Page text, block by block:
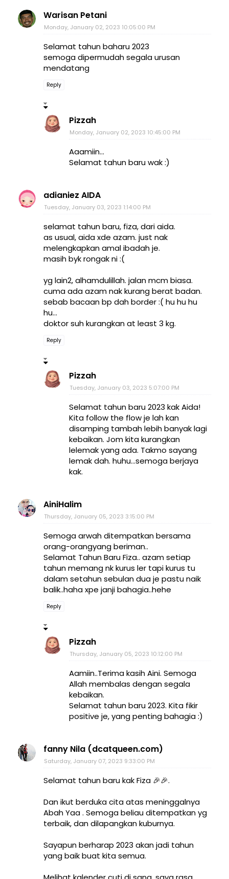
Warisan Petani
Monday, January 02, 2023 10:05:00 PM
Selamat tahun baharu 2023
semoga dipermudah segala urusan
mendatang
Reply
Pizzah
Monday, January 02, 2023 10:45:00 PM
Aaamiin...
Selamat tahun baru wak :)
adianiez AIDA
Tuesday, January 03, 2023 1:14:00 PM
selamat tahun baru, fiza, dari aida.
as usual, aida xde azam. just nak
melengkapkan amal ibadah je.
masih byk rongak ni :(
yg lain2, alhamdulillah. jalan mcm biasa.
cuma ada azam nak kurang berat badan.
sebab bacaan bp dah border :( hu hu hu
hu...
doktor suh kurangkan at least 3 kg.
Reply
Pizzah
Tuesday, January 03, 2023 5:07:00 PM
Selamat tahun baru 2023 kak Aida!
Kita follow the flow je lah kan
disamping tambah lebih banyak lagi
kebaikan. Jom kita kurangkan
lelemak yang ada. Takmo sayang
lemak dah. huhu...semoga berjaya
kak.
AiniHalim
Thursday, January 05, 2023 3:15:00 PM
Semoga arwah ditempatkan bersama
orang-orangyang beriman..
Selamat Tahun Baru Fiza.. azam setiap
tahun memang nk kurus ler tapi kurus tu
dalam setahun sebulan dua je pastu naik
balik..haha xpe janji bahagia..hehe
Reply
Pizzah
Thursday, January 05, 2023 10:12:00 PM
Aamiin..Terima kasih Aini. Semoga
Allah membalas dengan segala
kebaikan.
Selamat tahun baru 2023. Kita fikir
positive je, yang penting bahagia :)
fanny Nila (dcatqueen.com)
Saturday, January 07, 2023 9:33:00 PM
Selamat tahun baru kak Fiza 🎉🎉.
Dan ikut berduka cita atas meninggalnya
Abah Yaa . Semoga beliau ditempatkan yg
terbaik, dan dilapangkan kuburnya.
Sayapun berharap 2023 akan jadi tahun
yang baik buat kita semua.